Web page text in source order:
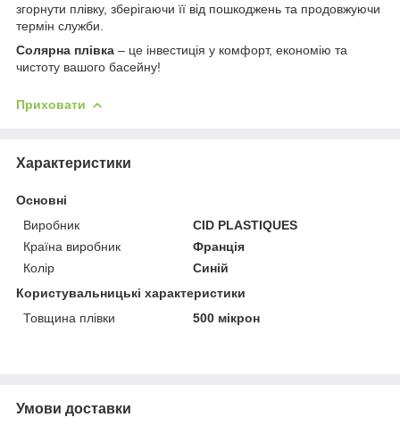
згорнути плівку, зберігаючи її від пошкоджень та продовжуючи
термін служби.
Солярна плівка – це інвестиція у комфорт, економію та
чистоту вашого басейну!
Приховати
Характеристики
Основні
Виробник
CID PLASTIQUES
Країна виробник
Франція
Колір
Синій
Користувальницькі характеристики
Товщина плівки
500 мікрон
Умови доставки